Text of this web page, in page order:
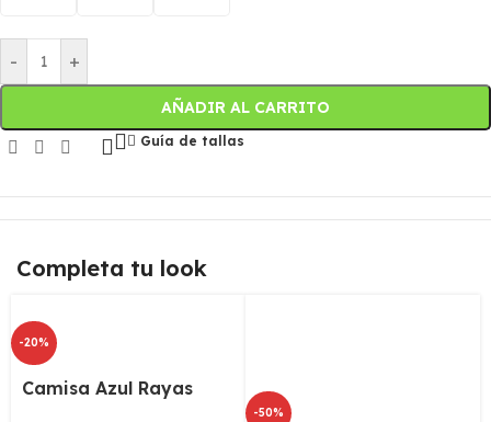
- +
AÑADIR AL CARRITO
Guía de tallas
Completa tu look
-20%
Camisa Azul Rayas
-50%